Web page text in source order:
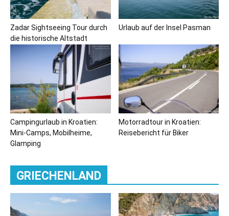
Zadar Sightseeing Tour durch
die historische Altstadt
Urlaub auf der Insel Pasman
Campingurlaub in Kroatien:
Mini-Camps, Mobilheime,
Glamping
Motorradtour in Kroatien:
Reisebericht für Biker
GRIECHENLAND